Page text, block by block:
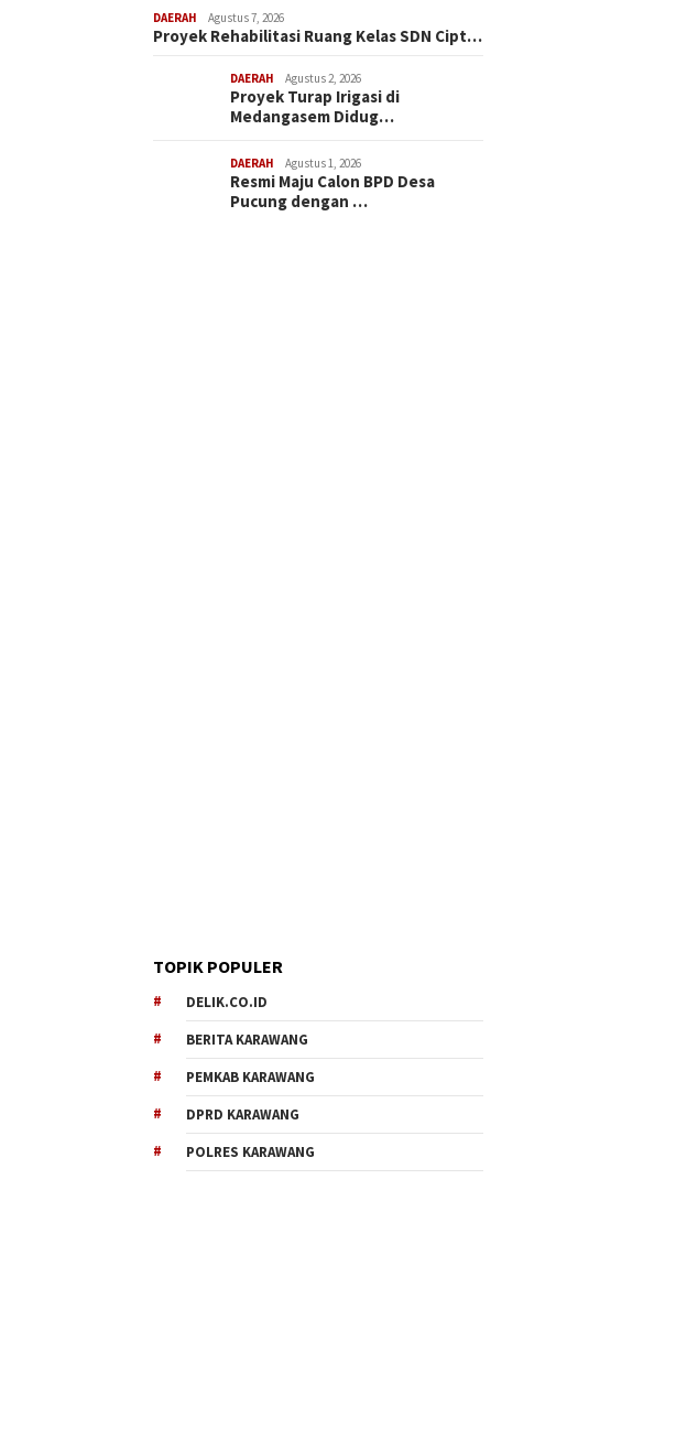
DAERAH Agustus 7, 2026
Proyek Rehabilitasi Ruang Kelas SDN Cipt…
DAERAH Agustus 2, 2026
Proyek Turap Irigasi di
Medangasem Didug…
DAERAH Agustus 1, 2026
Resmi Maju Calon BPD Desa
Pucung dengan …
TOPIK POPULER
DELIK.CO.ID
BERITA KARAWANG
PEMKAB KARAWANG
DPRD KARAWANG
POLRES KARAWANG